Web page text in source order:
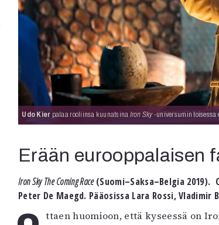
Kuvataide
Kirjat
In English
Esitystaide
Udo Kier palaa rooliinsa kuunatsina Iron Sky-universumin toisessa
Erään eurooppalaisen
Iron Sky The Coming Race(Suomi–Saksa–Belgia
Peter De Maegd. Pääosissa Lara Rossi,